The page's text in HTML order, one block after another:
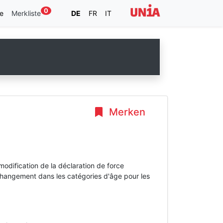
Merkliste 0 DE FR IT
Merken
de la déclaration de force
dans les catégories d'âge pour les